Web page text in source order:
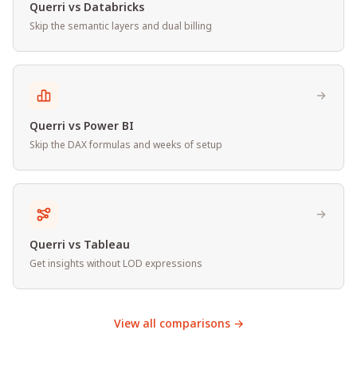
Querri vs Databricks
Skip the semantic layers and dual billing
Querri vs Power BI
Skip the DAX formulas and weeks of setup
Querri vs Tableau
Get insights without LOD expressions
View all comparisons →